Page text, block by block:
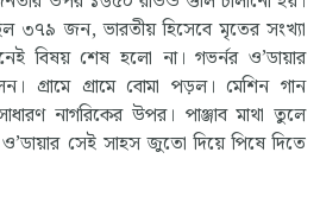
৩৭৯ জন, ভারতীয় হিসেবে মৃতের সংখ্যা
বিষয় শেষ হলো না। গভর্নর ও’ডায়ার
গ্রামে গ্রামে বোমা পড়ল। মেশিন গান
নাগরিকের উপর। পাঞ্জাব মাথা তুলে
সেই সাহস জুতো দিয়ে পিষে দিতে